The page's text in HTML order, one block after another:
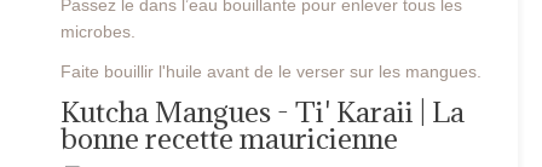
Passez le dans l’eau bouillante pour enlever tous les
microbes.
Faite bouillir l'huile avant de le verser sur les mangues.
Kutcha Mangues - Ti' Karaii | La
bonne recette mauricienne